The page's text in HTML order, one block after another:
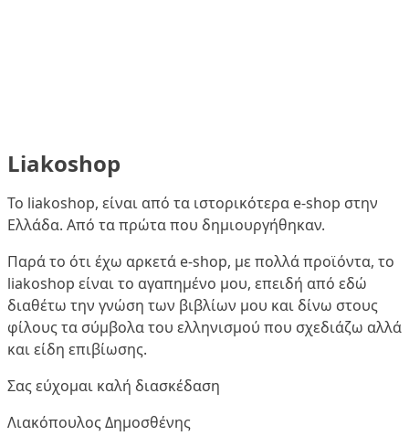
Liakoshop
Το liakoshop, είναι από τα ιστορικότερα e-shop στην
Ελλάδα. Από τα πρώτα που δημιουργήθηκαν.
Παρά το ότι έχω αρκετά e-shop, με πολλά προϊόντα, το
liakoshop είναι το αγαπημένο μου, επειδή από εδώ
διαθέτω την γνώση των βιβλίων μου και δίνω στους
φίλους τα σύμβολα του ελληνισμού που σχεδιάζω αλλά
και είδη επιβίωσης.
Σας εύχομαι καλή διασκέδαση
Λιακόπουλος Δημοσθένης